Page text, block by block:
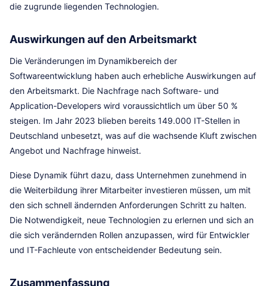
die zugrunde liegenden Technologien.
Auswirkungen auf den Arbeitsmarkt
Die Veränderungen im Dynamikbereich der
Softwareentwicklung haben auch erhebliche Auswirkungen auf
den Arbeitsmarkt. Die Nachfrage nach Software- und
Application-Developers wird voraussichtlich um über 50 %
steigen. Im Jahr 2023 blieben bereits 149.000 IT-Stellen in
Deutschland unbesetzt, was auf die wachsende Kluft zwischen
Angebot und Nachfrage hinweist.
Diese Dynamik führt dazu, dass Unternehmen zunehmend in
die Weiterbildung ihrer Mitarbeiter investieren müssen, um mit
den sich schnell ändernden Anforderungen Schritt zu halten.
Die Notwendigkeit, neue Technologien zu erlernen und sich an
die sich verändernden Rollen anzupassen, wird für Entwickler
und IT-Fachleute von entscheidender Bedeutung sein.
Zusammenfassung